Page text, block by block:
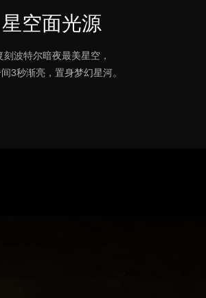
星空面光源
刻波特尔暗夜最美星空，
3秒渐亮，置身梦幻星河。